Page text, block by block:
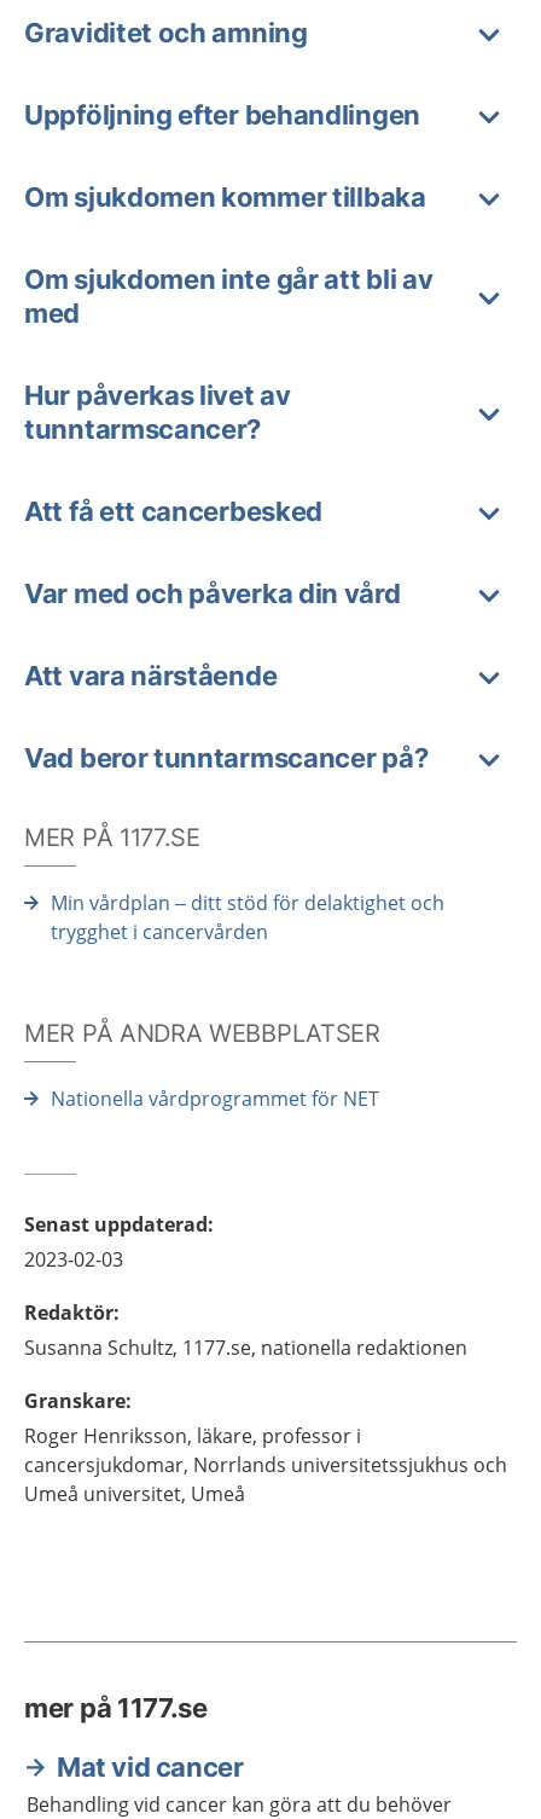
Graviditet och amning
Uppföljning efter behandlingen
Om sjukdomen kommer tillbaka
Om sjukdomen inte går att bli av
med
Hur påverkas livet av
tunntarmscancer?
Att få ett cancerbesked
Var med och påverka din vård
Att vara närstående
Vad beror tunntarmscancer på?
MER PÅ 1177.SE
Min vårdplan – ditt stöd för delaktighet och
trygghet i cancervården
MER PÅ ANDRA WEBBPLATSER
Nationella vårdprogrammet för NET
Senast uppdaterad:
2023-02-03
Redaktör:
Susanna Schultz, 1177.se, nationella redaktionen
Granskare:
Roger Henriksson, läkare, professor i
cancersjukdomar, Norrlands universitetssjukhus och
Umeå universitet, Umeå
mer på 1177.se
Mat vid cancer
Behandling vid cancer kan göra att du behöver